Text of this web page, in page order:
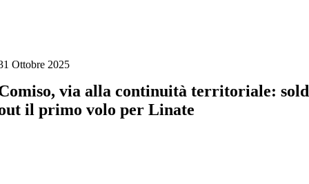
Ottobre 2025
via alla continuità territoriale: sold
il primo volo per Linate